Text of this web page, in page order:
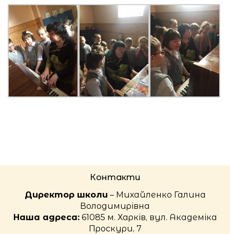
Контакти
Директор школи – Михайленко Галина
Володимирівна
Наша адреса:61085 м. Харків, вул. Академіка
Проскури, 7